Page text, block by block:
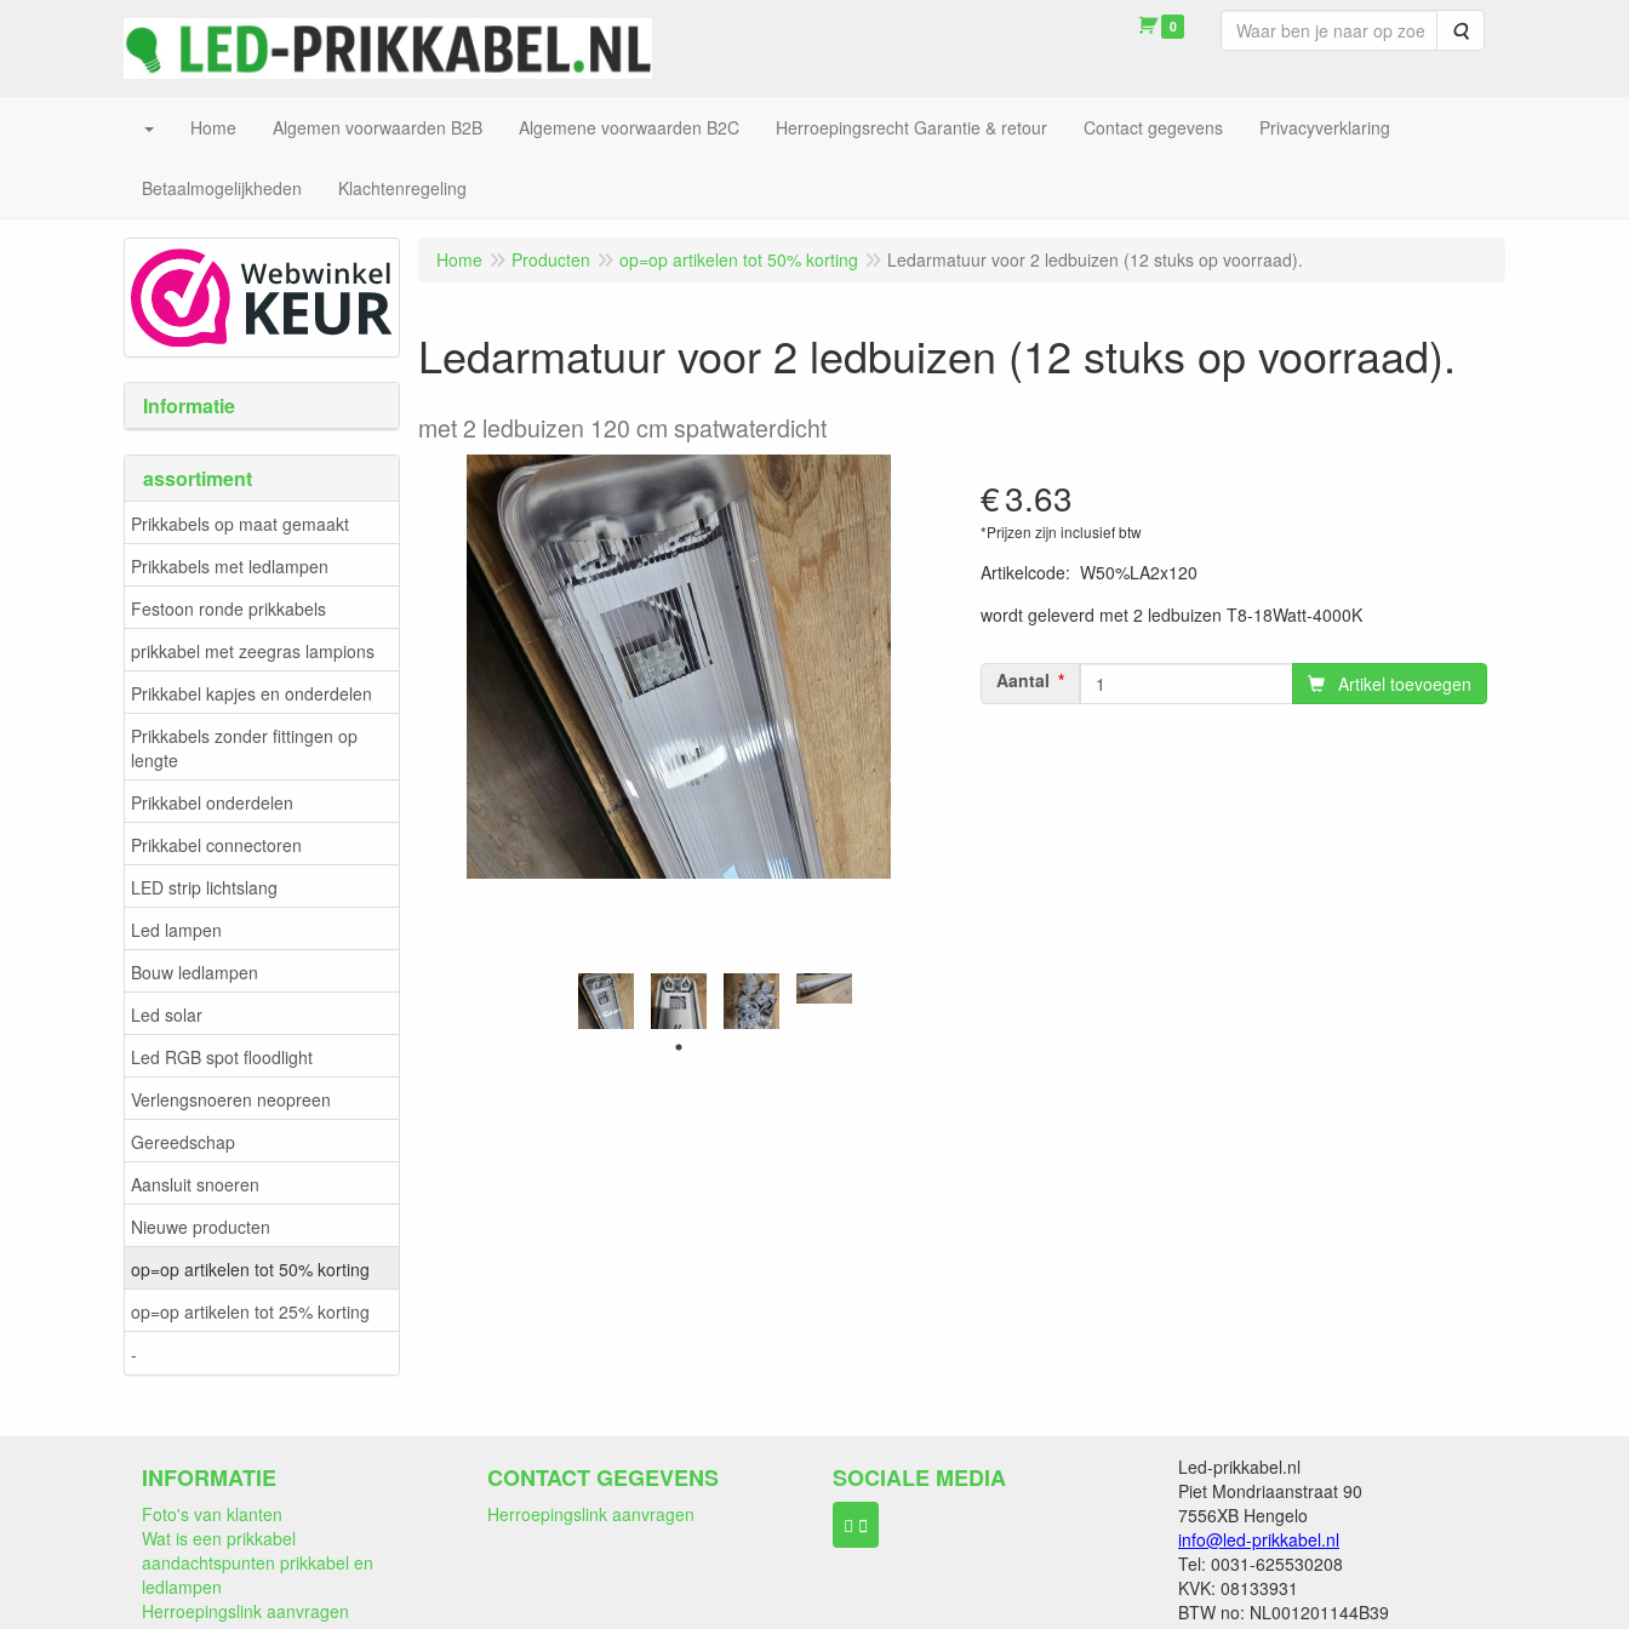
0 Zoeken
Home Algemen voorwaarden B2B Algemene voorwaarden B2C Herroepingsrecht Garantie & retour Contact gegevens Privacyverklaring
Betaalmogelijkheden Klachtenregeling
Informatie
assortiment
Prikkabels op maat gemaakt
Prikkabels met ledlampen
Festoon ronde prikkabels
prikkabel met zeegras lampions
Prikkabel kapjes en onderdelen
Prikkabels zonder fittingen op
lengte
Prikkabel onderdelen
Prikkabel connectoren
LED strip lichtslang
Led lampen
Bouw ledlampen
Led solar
Led RGB spot floodlight
Verlengsnoeren neopreen
Gereedschap
Aansluit snoeren
Nieuwe producten
op=op artikelen tot 50% korting
op=op artikelen tot 25% korting
-
Home Producten op=op artikelen tot 50% korting Ledarmatuur voor 2 ledbuizen (12 stuks op voorraad).
Ledarmatuur voor 2 ledbuizen (12 stuks op voorraad).
met 2 ledbuizen 120 cm spatwaterdicht
€3.63
*Prijzen zijn inclusief btw
Artikelcode: W50%LA2x120
wordt geleverd met 2 ledbuizen T8-18Watt-4000K
Aantal Artikel toevoegen
INFORMATIE
Foto's van klanten
Wat is een prikkabel
aandachtspunten prikkabel en
ledlampen
Herroepingslink aanvragen
CONTACT GEGEVENS
Herroepingslink aanvragen
SOCIALE MEDIA
Led-prikkabel.nl
Piet Mondriaanstraat 90
7556XB Hengelo
info@led-prikkabel.nl
Tel: 0031-625530208
KVK: 08133931
BTW no: NL001201144B39